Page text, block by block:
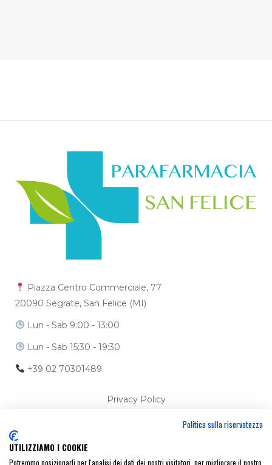
Piazza Centro Commerciale, 77
20090 Segrate, San Felice (MI)
Lun - Sab 9:00 - 13:00
Lun - Sab 15:30 - 19:30
+39 02 70301489
Privacy Policy
Ci trovi anche su
Politica sulla riservatezza
UTILIZZIAMO I COOKIE
Potremmo posizionarli per l'analisi dei dati dei nostri visitatori, per migliorare il nostro